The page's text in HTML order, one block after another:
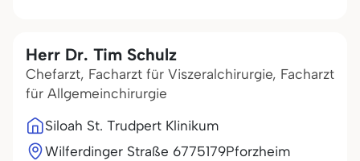
Herr Dr. Tim Schulz
Chefarzt, Facharzt für Viszeralchirurgie, Facharzt
für Allgemeinchirurgie
Siloah St. Trudpert Klinikum
Wilferdinger Straße 6775179Pforzheim